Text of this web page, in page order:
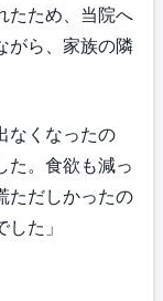
たため、当院へ
がら、家族の隣
なくなったの
た。食欲も減っ
ただしかったの
た」